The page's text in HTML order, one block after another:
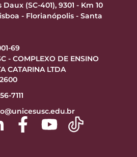
(SC-401), 9301 - Km 10
- Florianópolis - Santa
69
- COMPLEXO DE ENSINO
CATARINA LTDA
7111